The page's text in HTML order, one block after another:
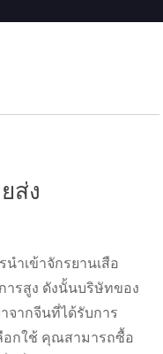
ส่ง
ำเข้าจักรยานเสือ
ารสูง ดังนั้นบริษัทของ
จากจีนที่ได้รับการ
อกใช้ คุณสามารถซื้อ